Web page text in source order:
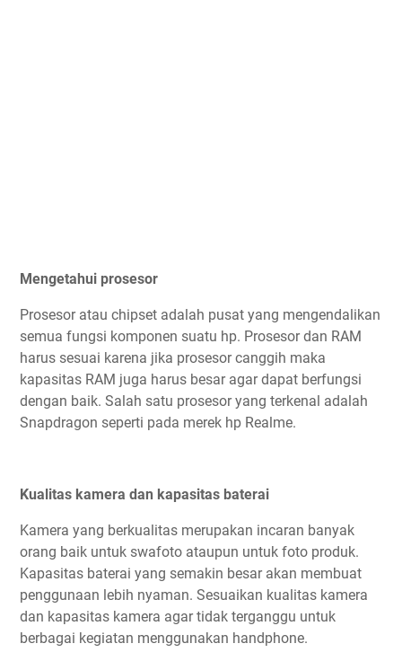
Mengetahui prosesor
Prosesor atau chipset adalah pusat yang mengendalikan
semua fungsi komponen suatu hp. Prosesor dan RAM
harus sesuai karena jika prosesor canggih maka
kapasitas RAM juga harus besar agar dapat berfungsi
dengan baik. Salah satu prosesor yang terkenal adalah
Snapdragon seperti pada merek hp Realme.
Kualitas kamera dan kapasitas baterai
Kamera yang berkualitas merupakan incaran banyak
orang baik untuk swafoto ataupun untuk foto produk.
Kapasitas baterai yang semakin besar akan membuat
penggunaan lebih nyaman. Sesuaikan kualitas kamera
dan kapasitas kamera agar tidak terganggu untuk
berbagai kegiatan menggunakan handphone.